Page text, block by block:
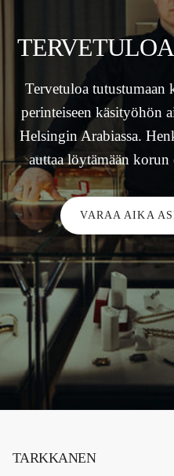
Tervetuloa
perinteiseen käsityöhön
Helsingin Arabiassa.
auttaa löytämään
VARAA AIKA
TARKKANEN